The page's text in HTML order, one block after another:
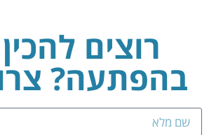
רוצים
בהפתעה?